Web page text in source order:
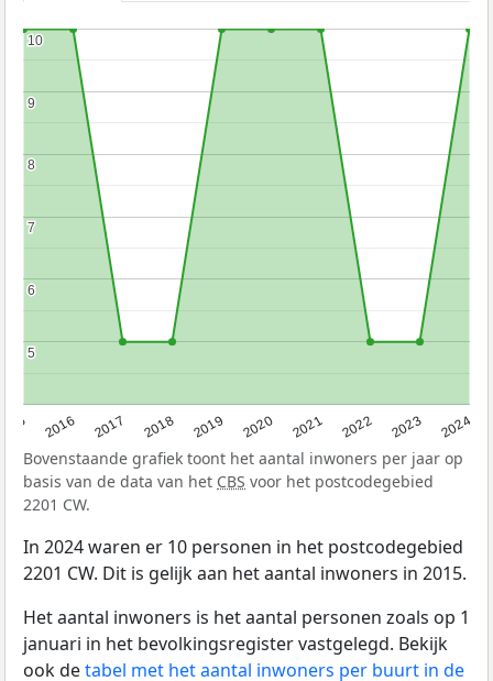
2016 2017 2018 2019 2020 2021 2022 2023 2024
5
5
6
6
7
7
8
8
9
9
10
10
Bovenstaande grafiek toont het aantal inwoners per jaar op
basis van de data van het CBS voor het postcodegebied
2201 CW.
In 2024 waren er 10 personen in het postcodegebied
2201 CW. Dit is gelijk aan het aantal inwoners in 2015.
Het aantal inwoners is het aantal personen zoals op 1
januari in het bevolkingsregister vastgelegd. Bekijk
ook detabel met het aantal inwoners per buurt in de